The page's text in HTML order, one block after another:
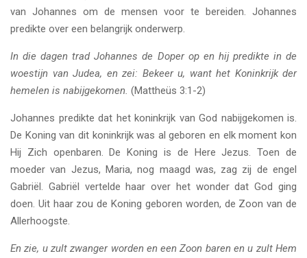
van Johannes om de mensen voor te bereiden. Johannes
predikte over een belangrijk onderwerp.
In die dagen trad Johannes de Doper op en hij predikte in de
woestijn van Judea, en zei: Bekeer u, want het Koninkrijk der
hemelen is nabijgekomen. (Mattheüs 3:1-2)
Johannes predikte dat het koninkrijk van God nabijgekomen is.
De Koning van dit koninkrijk was al geboren en elk moment kon
Hij Zich openbaren. De Koning is de Here Jezus. Toen de
moeder van Jezus, Maria, nog maagd was, zag zij de engel
Gabriël. Gabriël vertelde haar over het wonder dat God ging
doen. Uit haar zou de Koning geboren worden, de Zoon van de
Allerhoogste.
En zie, u zult zwanger worden en een Zoon baren en u zult Hem